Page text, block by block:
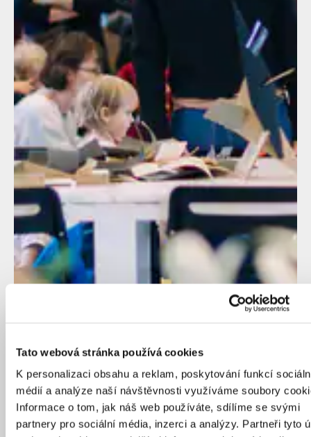
Tato webová stránka používá cookies
K personalizaci obsahu a reklam, poskytování funkcí
médií a analýze naší návštěvnosti využíváme soubory
Informace o tom, jak náš web používáte, sdílíme se svými
partnery pro sociální média, inzerci a analýzy. Partneři tyto